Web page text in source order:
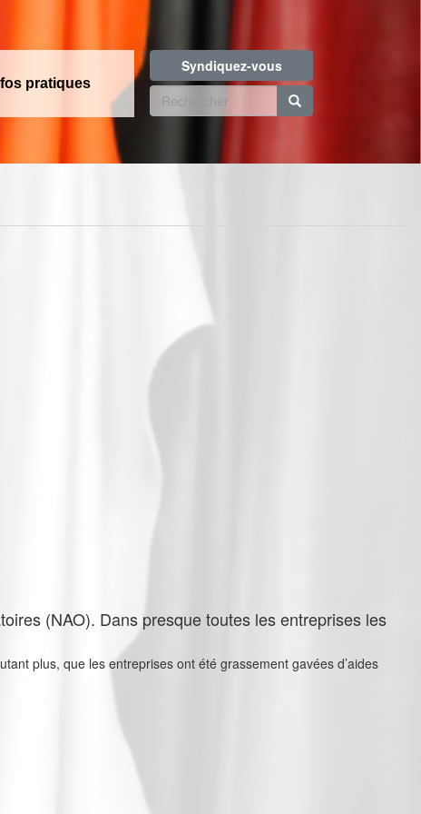
pratiques
Syndiquez-vous
Formulaire
recherche
(NAO). Dans presque toutes les entreprises les
plus, que les entreprises ont été grassement gavées d’aides